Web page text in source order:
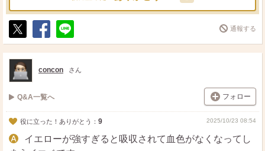
ポ
ス
ト
シ
ェ
送
る
通報する
concon さん
Q&A一覧へ フォロー
役に立った！ありがとう： 9 2025/10/23 08:54
イエローが強すぎると吸収されて血色がなくなってし